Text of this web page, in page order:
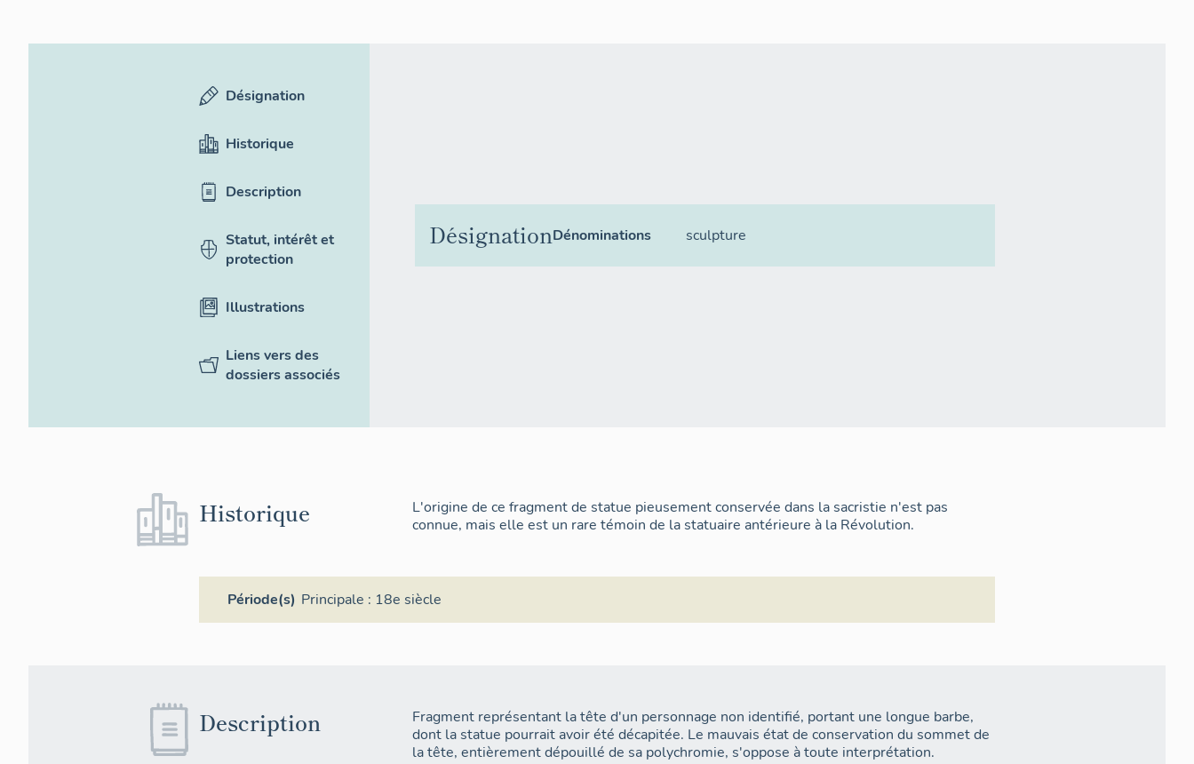
Désignation
Historique
Description
Statut, intérêt et
protection
Illustrations
Liens vers des
dossiers associés
DésignationDénominations sculpture
Historique
L'origine de ce fragment de statue pieusement conservée dans la sacristie n'est pas
connue, mais elle est un rare témoin de la statuaire antérieure à la Révolution.
Période(s) Principale : 18e siècle
Description
Fragment représentant la tête d'un personnage non identifié, portant une longue barbe,
dont la statue pourrait avoir été décapitée. Le mauvais état de conservation du sommet de
la tête, entièrement dépouillé de sa polychromie, s'oppose à toute interprétation.